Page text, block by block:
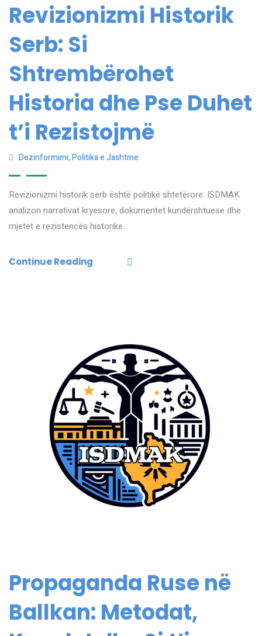
Revizionizmi Historik
Serb: Si
Shtrembërohet
Historia dhe Pse Duhet
t’i Rezistojmë
Dezinformimi,Politika e Jashtme
Revizionizmi historik serb është politikë shtetërore. ISDMAK
analizon narrativat kryesore, dokumentet kundërshtuese dhe
mjetet e rezistencës historike.
Continue Reading
Propaganda Ruse në
Ballkan: Metodat,